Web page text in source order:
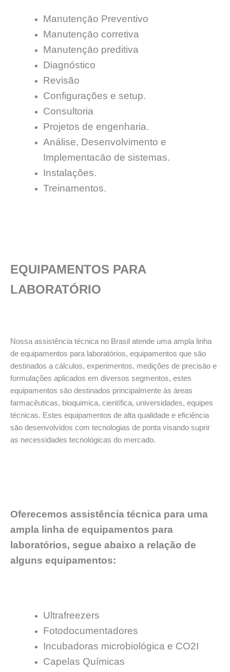
Manutençāo Preventivo
Manutençāo corretiva
Manutençāo preditiva
Diagnóstico
Revisão
Configurações e setup.
Consultoria
Projetos de engenharia.
Análise, Desenvolvimento e
Implementacāo de sistemas.
Instalações.
Treinamentos.
EQUIPAMENTOS PARA
LABORATÓRIO
Nossa assistência técnica no Brasil atende uma ampla linha
de equipamentos para laboratórios, equipamentos que sāo
destinados a cálculos, experimentos, medições de precisāo e
formulações aplicados em diversos segmentos, estes
equipamentos sāo destinados principalmente às áreas
farmacêuticas, bioquimica, científica, universidades, equipes
técnicas. Estes equipamentos de alta qualidade e eficiência
sāo desenvolvidos com tecnologias de ponta visando suprir
as necessidades tecnológicas do mercado.
Oferecemos assistência técnica para uma
ampla linha de equipamentos para
laboratórios, segue abaixo a relação de
alguns equipamentos:
Ultrafreezers
Fotodocumentadores
Incubadoras microbiológica e CO2I
Capelas Químicas